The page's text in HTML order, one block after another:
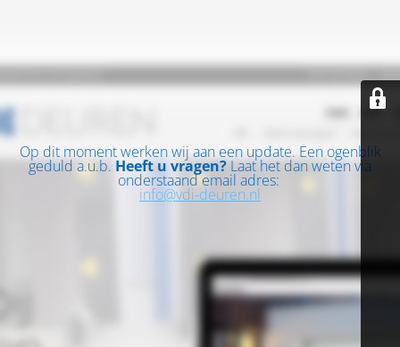
Op dit moment werken wij aan een update. Een ogenblik
geduld a.u.b. Heeft u vragen? Laat het dan weten via
onderstaand email adres:
info@vdi-deuren.nl